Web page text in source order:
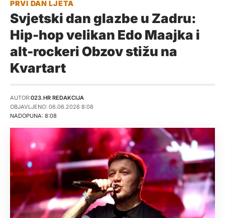
Svjetski dan glazbe u Zadru:
Hip-hop velikan Edo Maajka i
alt-rockeri Obzov stižu na
Kvartart
NADOPUNA: 8:08
AUTOR:023.HR REDAKCIJA
OBJAVLJENO: 06.06.2026 8:08